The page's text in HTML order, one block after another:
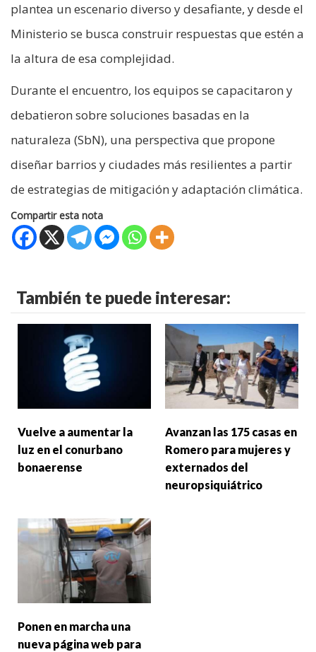
plantea un escenario diverso y desafiante, y desde el
Ministerio se busca construir respuestas que estén a
la altura de esa complejidad.
Durante el encuentro, los equipos se capacitaron y
debatieron sobre soluciones basadas en la
naturaleza (SbN), una perspectiva que propone
diseñar barrios y ciudades más resilientes a partir
de estrategias de mitigación y adaptación climática.
Compartir esta nota
También te puede interesar:
Vuelve a aumentar la
luz en el conurbano
bonaerense
Avanzan las 175 casas en
Romero para mujeres y
externados del
neuropsiquiátrico
Ponen en marcha una
nueva página web para